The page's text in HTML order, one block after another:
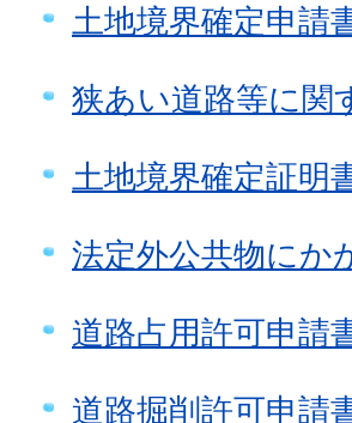
土地境界確定申請
狭あい道路等に関
土地境界確定証明
法定外公共物にか
道路占用許可申請
道路掘削許可申請